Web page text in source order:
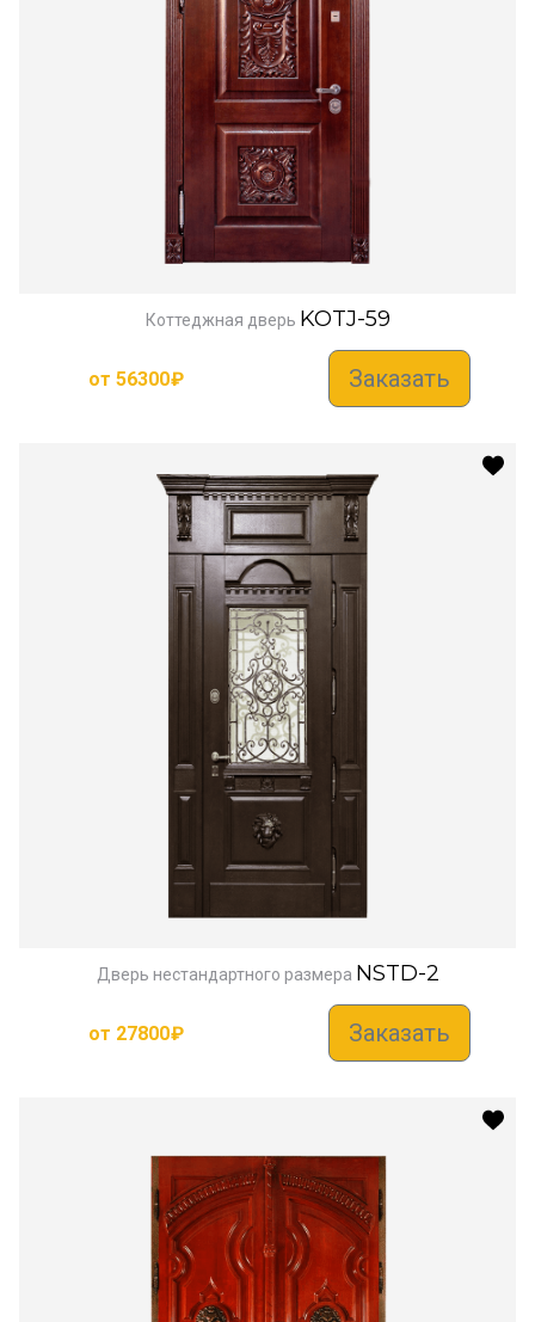
Коттеджная дверь KOTJ-59
от 56300₽ Заказать
Дверь нестандартного размера NSTD-2
от 27800₽ Заказать